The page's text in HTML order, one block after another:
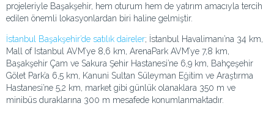
projeleriyle Başakşehir, hem oturum hem de yatırım amacıyla tercih
edilen önemli lokasyonlardan biri haline gelmiştir.
İstanbul Başakşehir’de satılık daireler; İstanbul Havalimanı’na 34 km,
Mall of Istanbul AVM’ye 8,6 km, ArenaPark AVM’ye 7,8 km,
Başakşehir Çam ve Sakura Şehir Hastanesi’ne 6,9 km, Bahçeşehir
Gölet Park’a 6,5 km, Kanuni Sultan Süleyman Eğitim ve Araştırma
Hastanesi’ne 5,2 km, market gibi günlük olanaklara 350 m ve
minibüs duraklarına 300 m mesafede konumlanmaktadır.